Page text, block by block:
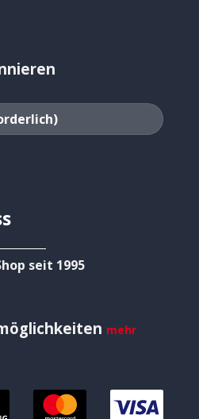
seit 1995
mehr